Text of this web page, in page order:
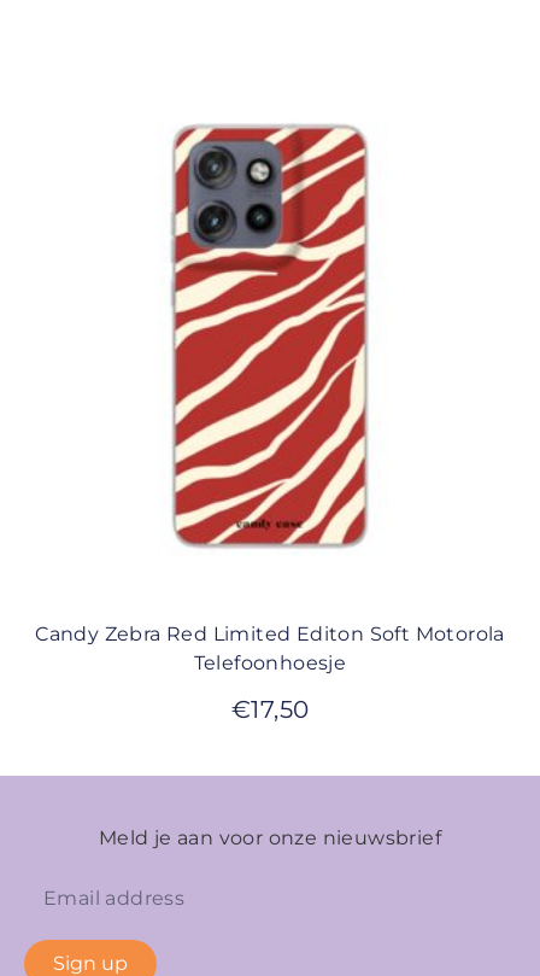
Candy Zebra Red Limited Editon Soft Motorola
Telefoonhoesje
€17,50
Meld je aan voor onze nieuwsbrief
Sign up